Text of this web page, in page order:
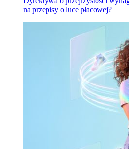
na przepisy o luce płacowej?